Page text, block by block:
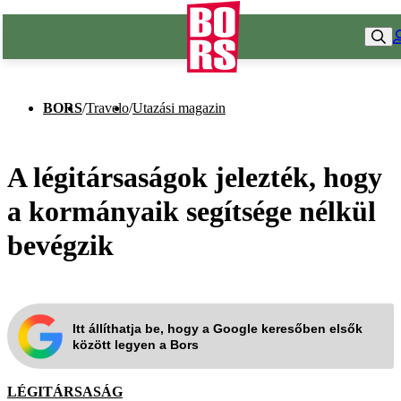
BORS/Travelo/Utazási magazin
A légitársaságok jelezték, hogy
a kormányaik segítsége nélkül
bevégzik
Itt állíthatja be, hogy a Google keresőben elsők
között legyen a Bors
LÉGITÁRSASÁG